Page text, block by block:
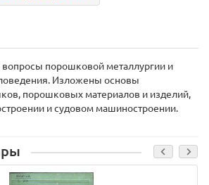
порошковой металлургии и
Изложены основы
порошковых материалов и изделий,
и судовом машиностроении.